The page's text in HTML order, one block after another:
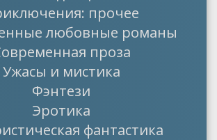
прочее
любовные романы
проза
Ужасы и мистика
Фэнтези
Эротика
фантастика